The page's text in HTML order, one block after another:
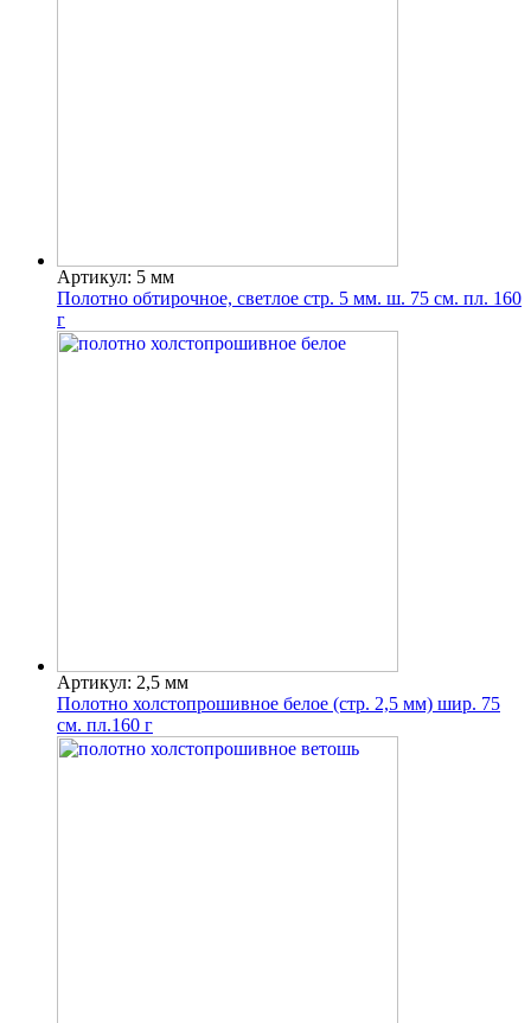
Артикул: 5 мм
Полотно обтирочное, светлое стр. 5 мм. ш. 75 см. пл. 160
г
Артикул: 2,5 мм
Полотно холстопрошивное белое (стр. 2,5 мм) шир. 75
см. пл.160 г